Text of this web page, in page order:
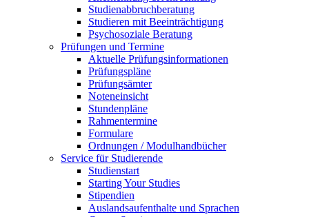
Studienabbruchberatung
Studieren mit Beeinträchtigung
Psychosoziale Beratung
Prüfungen und Termine
Aktuelle Prüfungsinformationen
Prüfungspläne
Prüfungsämter
Noteneinsicht
Stundenpläne
Rahmentermine
Formulare
Ordnungen / Modulhandbücher
Service für Studierende
Studienstart
Starting Your Studies
Stipendien
Auslandsaufenthalte und Sprachen